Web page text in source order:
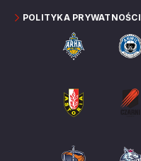
POLITYKA PRYWATNOŚCI